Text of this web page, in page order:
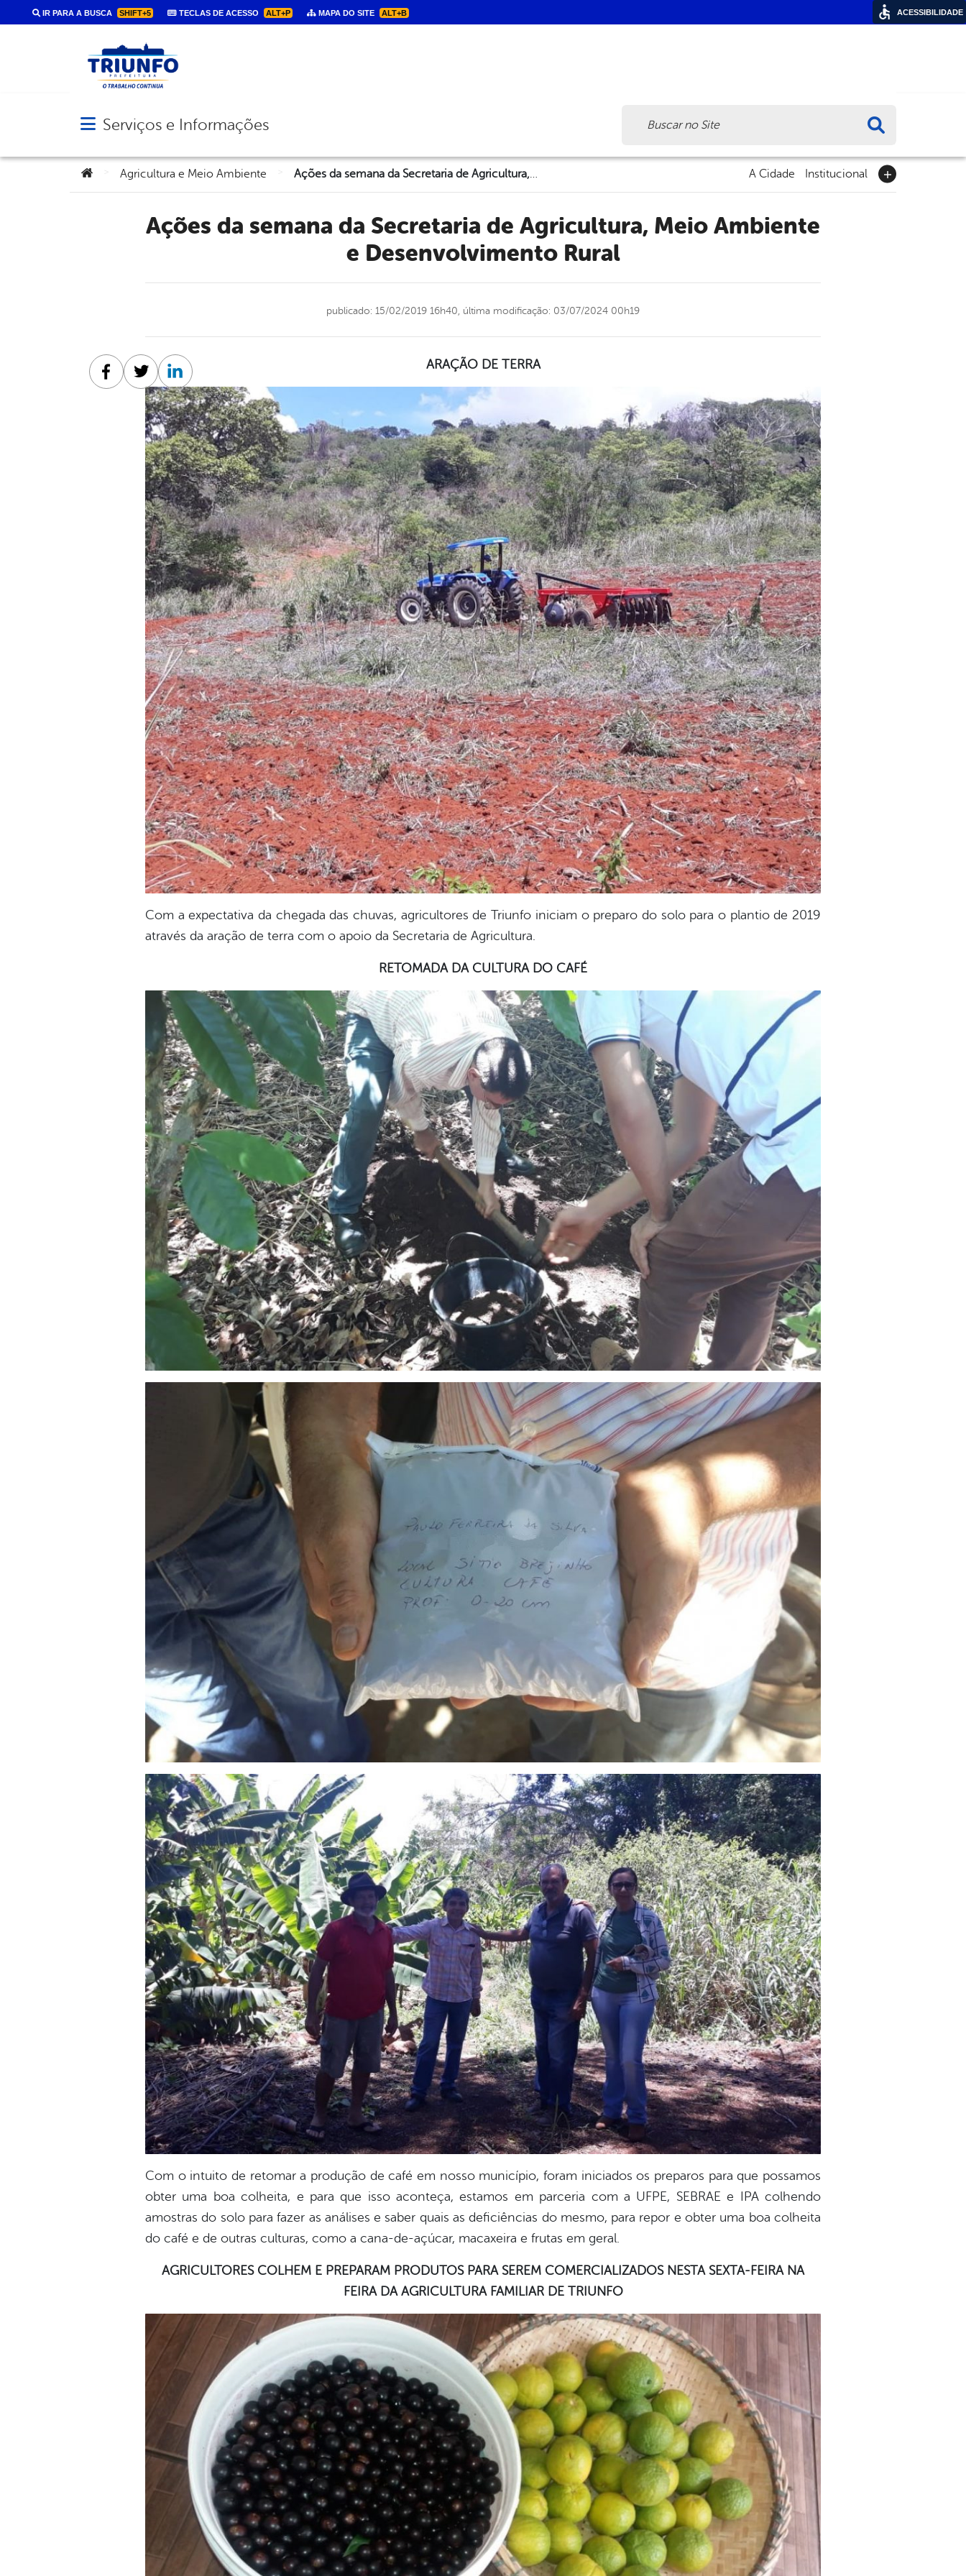
IR PARA A BUSCA SHIFT+5 TECLAS DE ACESSO ALT+P MAPA DO SITE ALT+B
Abrir menu principal de navegação
Serviços e Informações
Você está aqui:Agricultura e Meio Ambiente Ações da semana da Secretaria de Agricultura, Meio Ambiente e Desenvolvimento Rural A Cidade Institucional
Ações da semana da Secretaria de Agricultura, Meio Ambiente
e Desenvolvimento Rural
publicado: 15/02/2019 16h40, última modificação: 03/07/2024 00h19
ARAÇÃO DE TERRA
Com a expectativa da chegada das chuvas, agricultores de Triunfo iniciam o preparo do solo para o plantio de 2019
através da aração de terra com o apoio da Secretaria de Agricultura.
RETOMADA DA CULTURA DO CAFÉ
Com o intuito de retomar a produção de café em nosso município, foram iniciados os preparos para que possamos
obter uma boa colheita, e para que isso aconteça, estamos em parceria com a UFPE, SEBRAE e IPA colhendo
amostras do solo para fazer as análises e saber quais as deficiências do mesmo, para repor e obter uma boa colheita
do café e de outras culturas, como a cana-de-açúcar, macaxeira e frutas em geral.
AGRICULTORES COLHEM E PREPARAM PRODUTOS PARA SEREM COMERCIALIZADOS NESTA SEXTA-FEIRA NA
FEIRA DA AGRICULTURA FAMILIAR DE TRIUNFO
Facebook
TwitterLinkedin
ACESSIBILIDADE